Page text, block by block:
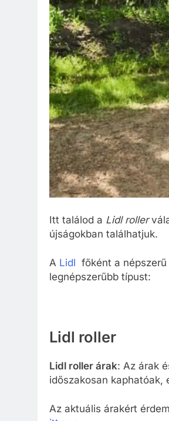
Itt találod a Lidl roller
újságokban találhatjuk.
A Lidl főként a
legnépszerűbb típust:
Lidl roller
Lidl roller árak: Az árak
időszakosan kaphatóak,
Az aktuális árakért